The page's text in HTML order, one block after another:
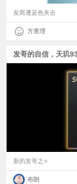
测
普
友商遭蓝色夹击
方查理
新的发哥之⭐
布朗